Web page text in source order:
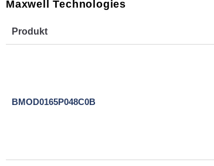
Maxwell Technologies
Produkt
BMOD0165P048C0B